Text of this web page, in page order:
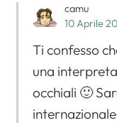
camu
10 Aprile
Ti confesso
una
occhiali 🙂